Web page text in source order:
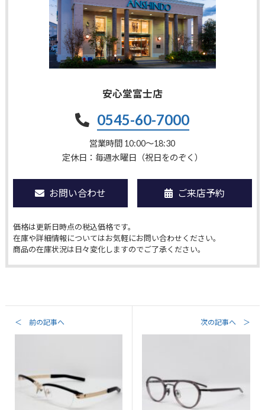
安心堂富士店
0545-60-7000
営業時間 10:00〜18:30
定休日：毎週水曜日（祝日をのぞく）
お問い合わせ ご来店予約
価格は更新日時点の税込価格です。
在庫や詳細情報についてはお気軽にお問い合わせください。
商品の在庫状況は日々変化しますのでご了承ください。
＜ 前の記事へ 次の記事へ ＞